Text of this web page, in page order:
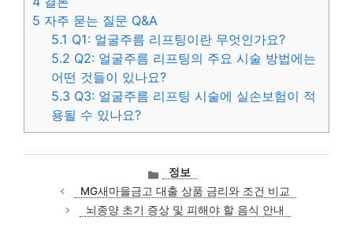
5 자주 묻는 질문 Q&A
5.1 Q1: 얼굴주름 리프팅이란 무엇인가요?
5.2 Q2: 얼굴주름 리프팅의 주요 시술 방법에는
어떤 것들이 있나요?
5.3 Q3: 얼굴주름 리프팅 시술에 실손보험이 적
용될 수 있나요?
카
테
고
리
정보
MG새마을금고 대출 상품 금리와 조건 비교
뇌종양 초기 증상 및 피해야 할 음식 안내